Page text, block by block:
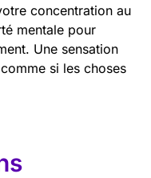
concentration au
mentale pour
Une sensation
si les choses